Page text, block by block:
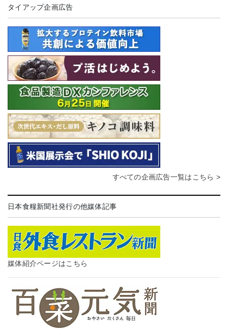
タイアップ企画広告
すべての企画広告一覧はこちら >
日本食糧新聞社発行の他媒体記事
媒体紹介ページはこちら